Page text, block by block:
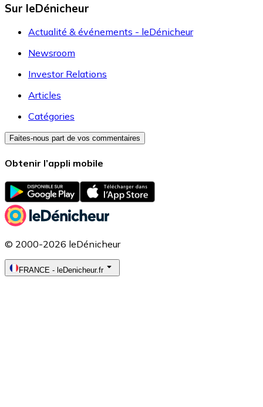
Sur leDénicheur
Actualité & événements - leDénicheur
Newsroom
Investor Relations
Articles
Catégories
Faites-nous part de vos commentaires
Obtenir l’appli mobile
© 2000-2026 leDénicheur
FRANCE - leDenicheur.fr